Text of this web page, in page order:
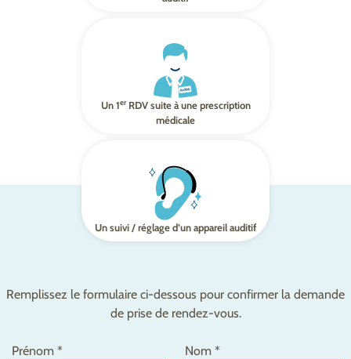
Un 1erRDV suite à une prescription
médicale
Un suivi / réglage d’un appareil auditif
Remplissez le formulaire ci-dessous pour confirmer la demande
de prise de rendez-vous.
Prénom * Nom *